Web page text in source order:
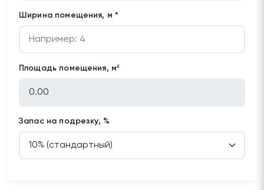
Ширина помещения, м *
Площадь помещения, м²
Запас на подрезку, %